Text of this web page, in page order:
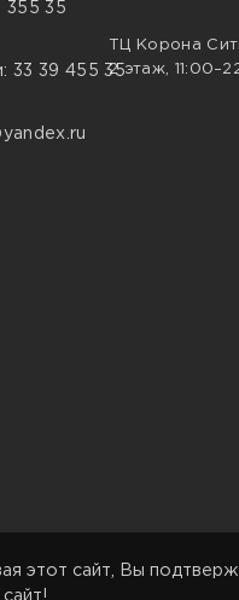
355 35
33 39 455 35
ТЦ Корона
2 этаж,
этот сайт, Вы